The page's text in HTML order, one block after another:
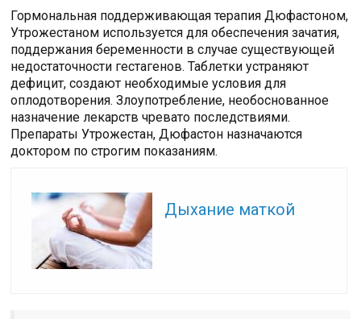
Гормональная поддерживающая терапия Дюфастоном,
Утрожестаном используется для обеспечения зачатия,
поддержания беременности в случае существующей
недостаточности гестагенов. Таблетки устраняют
дефицит, создают необходимые условия для
оплодотворения. Злоупотребление, необоснованное
назначение лекарств чревато последствиями.
Препараты Утрожестан, Дюфастон назначаются
доктором по строгим показаниям.
Дыхание маткой